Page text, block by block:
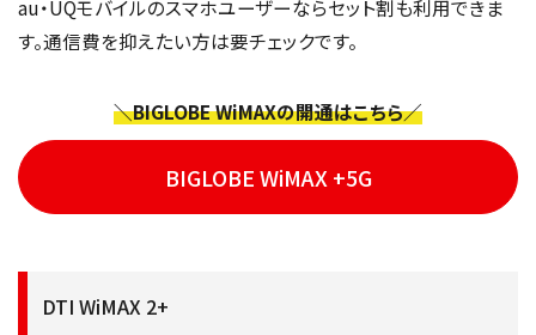
au・UQモバイルのスマホユーザーならセット割も利用できま
す。通信費を抑えたい方は要チェックです。
＼BIGLOBE WiMAXの開通はこちら／
BIGLOBE WiMAX +5G
DTI WiMAX 2+